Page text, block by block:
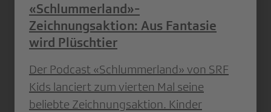
«Schlummerland»-
Zeichnungsaktion: Aus Fantasie
wird Plüschtier
Der Podcast «Schlummerland» von SRF
Kids lanciert zum vierten Mal seine
beliebte Zeichnungsaktion. Kinder